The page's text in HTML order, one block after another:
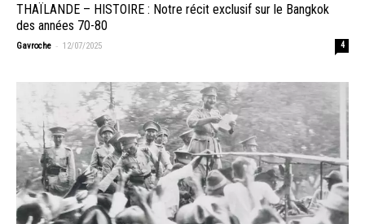
THAÏLANDE – HISTOIRE : Notre récit exclusif sur le Bangkok
des années 70-80
Gavroche - 12/07/2025 4